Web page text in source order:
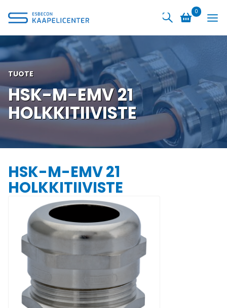
sisältöön
0
TUOTE
HSK-M-EMV 21
HOLKKITIIVISTE
HSK-M-EMV 21
HOLKKITIIVISTE